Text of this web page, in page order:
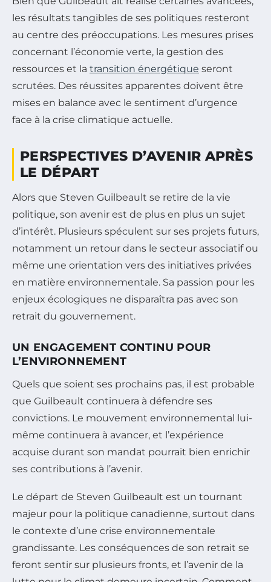
les résultats tangibles de ses politiques resteront
au centre des préoccupations. Les mesures prises
concernant l’économie verte, la gestion des
ressources et la transition énergétique seront
scrutées. Des réussites apparentes doivent être
mises en balance avec le sentiment d’urgence
face à la crise climatique actuelle.
PERSPECTIVES D’AVENIR APRÈS
LE DÉPART
Alors que Steven Guilbeault se retire de la vie
politique, son avenir est de plus en plus un sujet
d’intérêt. Plusieurs spéculent sur ses projets futurs,
notamment un retour dans le secteur associatif ou
même une orientation vers des initiatives privées
en matière environnementale. Sa passion pour les
enjeux écologiques ne disparaîtra pas avec son
retrait du gouvernement.
UN ENGAGEMENT CONTINU POUR
L’ENVIRONNEMENT
Quels que soient ses prochains pas, il est probable
que Guilbeault continuera à défendre ses
convictions. Le mouvement environnemental lui-
même continuera à avancer, et l’expérience
acquise durant son mandat pourrait bien enrichir
ses contributions à l’avenir.
Le départ de Steven Guilbeault est un tournant
majeur pour la politique canadienne, surtout dans
le contexte d’une crise environnementale
grandissante. Les conséquences de son retrait se
feront sentir sur plusieurs fronts, et l’avenir de la